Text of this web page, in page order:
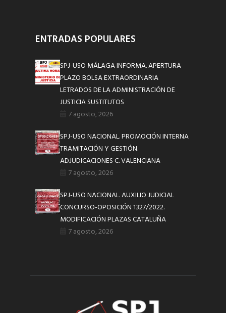
ENTRADAS POPULARES
SPJ-USO MÁLAGA INFORMA. APERTURA
PLAZO BOLSA EXTRAORDINARIA
LETRADOS DE LA ADMINISTRACIÓN DE
JUSTICIA SUSTITUTOS
7 agosto, 2026
SPJ-USO NACIONAL. PROMOCIÓN INTERNA
TRAMITACIÓN Y GESTIÓN.
ADJUDICACIONES C. VALENCIANA
7 agosto, 2026
SPJ-USO NACIONAL. AUXILIO JUDICIAL
CONCURSO-OPOSICIÓN 1327/2022.
MODIFICACIÓN PLAZAS CATALUÑA
7 agosto, 2026